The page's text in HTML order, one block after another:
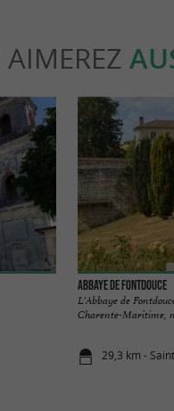
Abbaye de Fontdouce
L'Abbaye de
Charente-Maritime,
29,3 km -